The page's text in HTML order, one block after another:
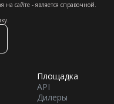
сайте - является справочной.
Площадка
API
Дилеры